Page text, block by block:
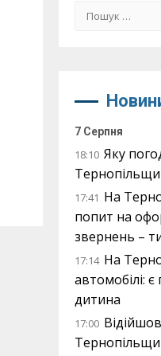
Пошук:
7 Серпня
18:10 Яку
17:41 На
попит на
звернень –
17:14 На
автомобілі: є
дитина
17:00